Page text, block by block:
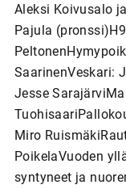
Aleksi Koivusalo
Pajula
SaarinenVeskari:
Jesse
Miro
PoikelaVuoden
syntyneet ja